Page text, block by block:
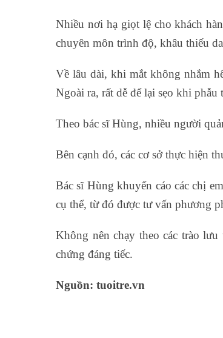
Nhiều nơi hạ giọt lệ cho khách
chuyên môn trình độ, khâu thiếu
Về lâu dài, khi mắt không nhắm
Ngoài ra, rất dễ để lại sẹo khi
Theo bác sĩ Hùng, nhiều người
Bên cạnh đó, các cơ sở thực hiện
Bác sĩ Hùng khuyến cáo các chị
cụ thể, từ đó được tư vấn phương
Không nên chạy theo các trào
chứng đáng tiếc.
Nguồn: tuoitre.vn